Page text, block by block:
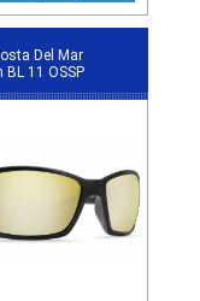
Del Mar
BL 11 OSSP